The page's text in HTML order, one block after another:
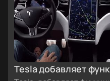
Tesla добавляет